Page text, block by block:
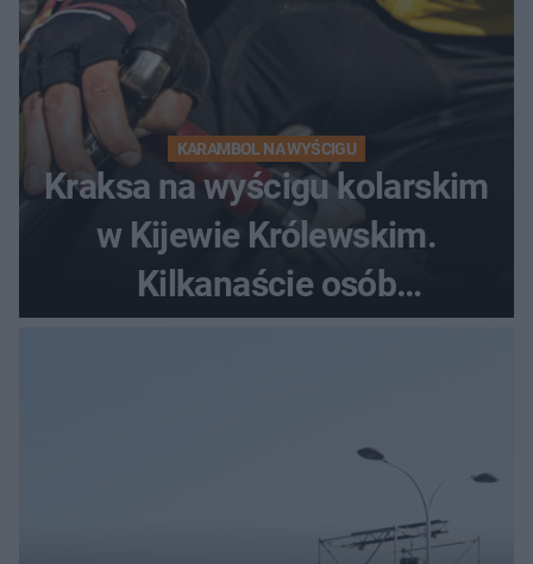
KARAMBOL NA WYŚCIGU
Kraksa na wyścigu kolarskim
w Kijewie Królewskim.
Kilkanaście osób